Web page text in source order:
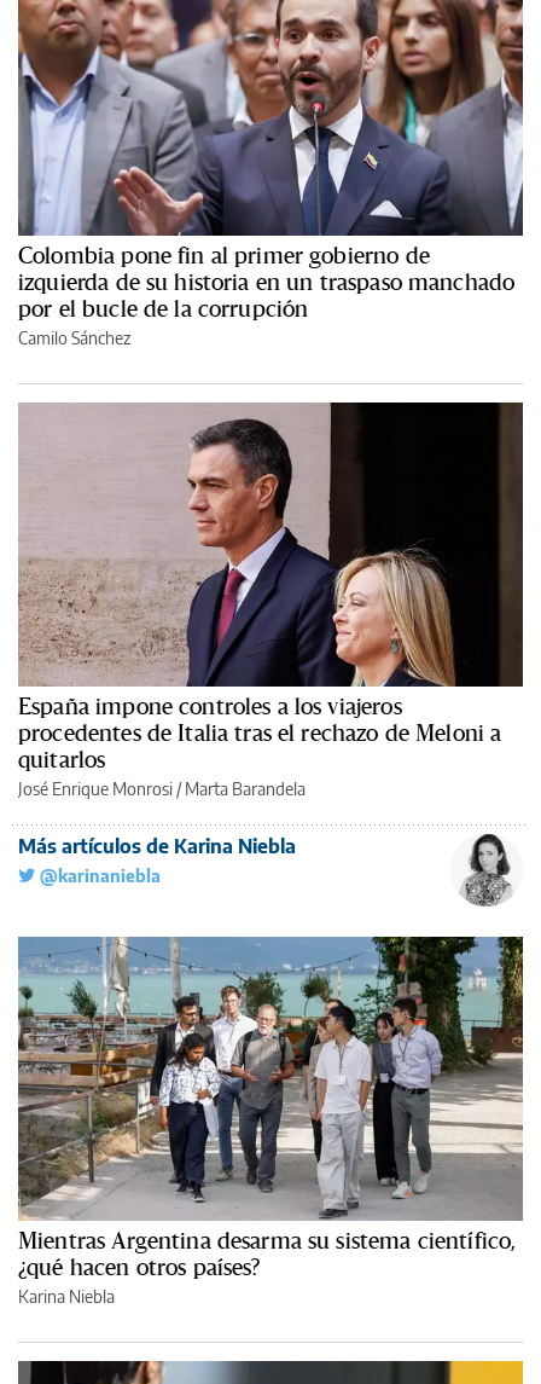
Colombia pone fin al primer gobierno de
izquierda de su historia en un traspaso manchado
por el bucle de la corrupción
Camilo Sánchez
España impone controles a los viajeros
procedentes de Italia tras el rechazo de Meloni a
quitarlos
José Enrique Monrosi / Marta Barandela
Más artículos de Karina Niebla
@karinaniebla
Mientras Argentina desarma su sistema científico,
¿qué hacen otros países?
Karina Niebla